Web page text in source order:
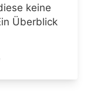
keine
Überblick